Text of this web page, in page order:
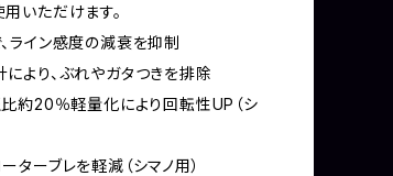
いただけます。
ライン感度の減衰を抑制
より、ぶれやガタつきを排除
約20％軽量化により回転性UP（シ
ターブレを軽減（シマノ用）